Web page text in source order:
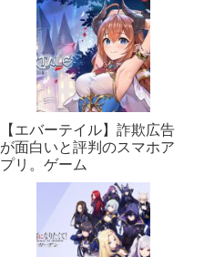
【エバーテイル】詐欺広告
が面白いと評判のスマホア
プリ。ゲーム